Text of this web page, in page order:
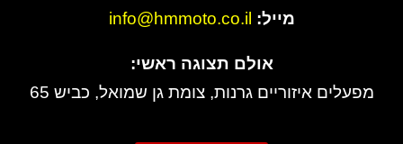
מייל: info@hmmoto.co.il
אולם תצוגה ראשי:
מפעלים איזוריים גרנות, צומת גן שמואל, כביש 65